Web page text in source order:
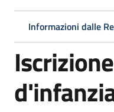
Centri
per
Informazioni dalle